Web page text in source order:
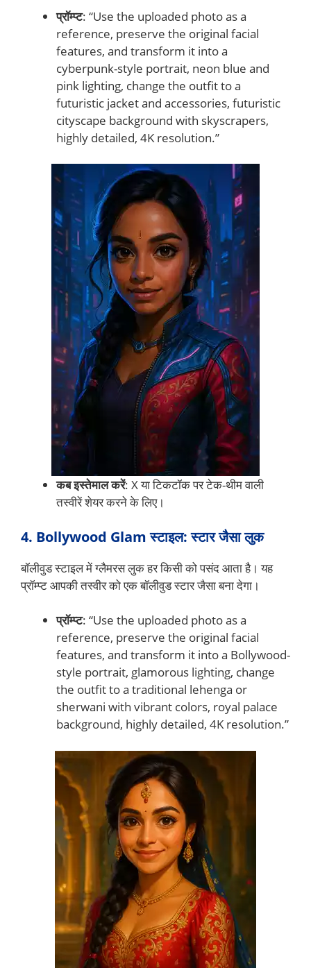
प्रॉम्प्ट: “Use the uploaded photo as a
reference, preserve the original facial
features, and transform it into a
cyberpunk-style portrait, neon blue and
pink lighting, change the outfit to a
futuristic jacket and accessories, futuristic
cityscape background with skyscrapers,
highly detailed, 4K resolution.”
कब इस्तेमाल करें: X या टिकटॉक पर टेक-थीम वाली
तस्वीरें शेयर करने के लिए।
4. Bollywood Glam स्टाइल: स्टार जैसा लुक
बॉलीवुड स्टाइल में ग्लैमरस लुक हर किसी को पसंद आता है। यह
प्रॉम्प्ट आपकी तस्वीर को एक बॉलीवुड स्टार जैसा बना देगा।
प्रॉम्प्ट: “Use the uploaded photo as a
reference, preserve the original facial
features, and transform it into a Bollywood-
style portrait, glamorous lighting, change
the outfit to a traditional lehenga or
sherwani with vibrant colors, royal palace
background, highly detailed, 4K resolution.”